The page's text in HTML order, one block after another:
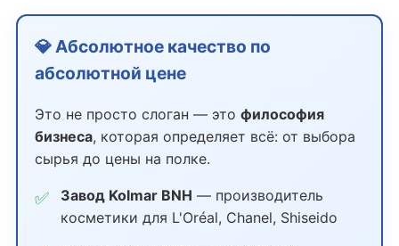
💎 Абсолютное качество по
абсолютной цене
Это не просто слоган — этофилософия
бизнеса, которая определяет всё: от выбора
сырья до цены на полке.
✅ Завод Kolmar BNH — производитель
косметики для L'Oréal, Chanel, Shiseido